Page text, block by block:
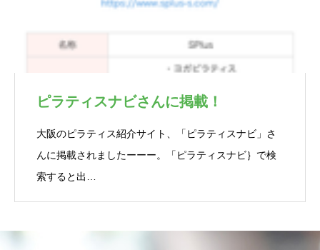
ピラティスナビさんに掲載！
大阪のピラティス紹介サイト、「ピラティスナビ」さ
んに掲載されましたーーー。「ピラティスナビ｝で検
索すると出…